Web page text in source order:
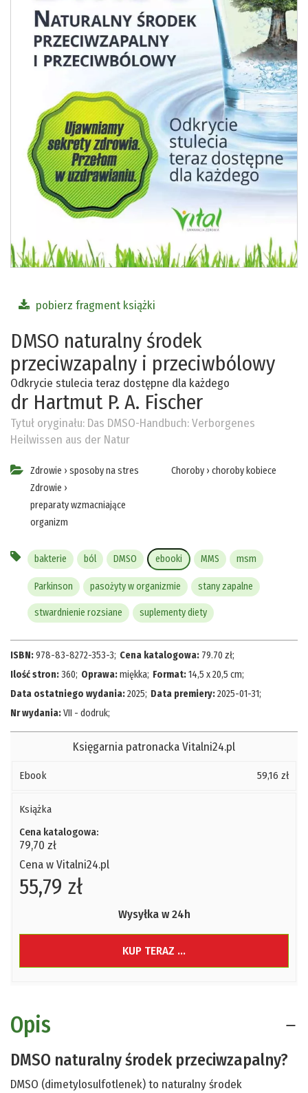
pobierz fragment książki
DMSO naturalny środek
przeciwzapalny i przeciwbólowy
Odkrycie stulecia teraz dostępne dla każdego
dr Hartmut P. A. Fischer
Tytuł oryginału: Das DMSO-Handbuch: Verborgenes
Heilwissen aus der Natur
Zdrowie › sposoby na stres
Zdrowie ›
preparaty wzmacniające
organizm
Choroby› choroby kobiece
bakterie ból DMSO ebooki MMS msm
Parkinson pasożyty w organizmie stany zapalne
stwardnienie rozsiane suplementy diety
ISBN:978-83-8272-353-3; Cena katalogowa: 79.70 zł;
Ilość stron:360; Oprawa:miękka; Format:14,5 x 20,5 cm;
Data ostatniego wydania:2025; Data premiery:2025-01-31;
Nr wydania:VII - dodruk;
Księgarnia patronacka Vitalni24.pl
Ebook 59,16 zł
Książka
Cena katalogowa:
79,70 zł
Cena w Vitalni24.pl
55,79 zł
Wysyłka w 24h
KUP TERAZ ...
Opis
DMSO naturalny środek przeciwzapalny?
DMSO (dimetylosulfotlenek) to naturalny środek